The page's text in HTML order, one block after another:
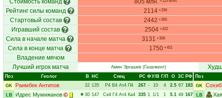
Стоимость команд 805 млн.
Рейтинг силы команд 2114 +299
Стартовый состав 2442 +360
Игравший состав 2504 +422
Сила в начале матча 3131 +308
Сила в конце матча 1750 +451
Владение мячом
Лучший игрок матча
Амин Эргашев(Газалкент)
Поз Геолог В НC Спец РC ФУ/В Г/П О ЗС РФ
GK
Раимбек Антипов 32 135 Р4 В4 Ат4 П4 267 - 10 4 2.5 67 183
LB
Идрес Мумижанов 30 147 Ск4 Г4 Ат4 Ка4 335 1 1/1 1 5.1 49 167
Поз
GK
LB